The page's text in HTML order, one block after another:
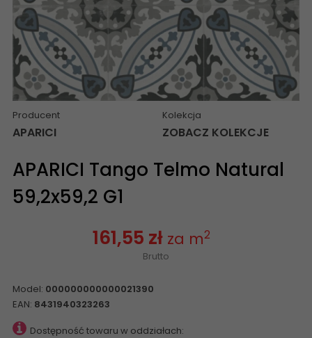
Producent
APARICI
Kolekcja
ZOBACZ KOLEKCJE
APARICI Tango Telmo Natural
59,2x59,2 G1
161,55 zł za m2
Brutto
Model: 000000000000021390
EAN: 8431940323263
Dostępność towaru w oddziałach: